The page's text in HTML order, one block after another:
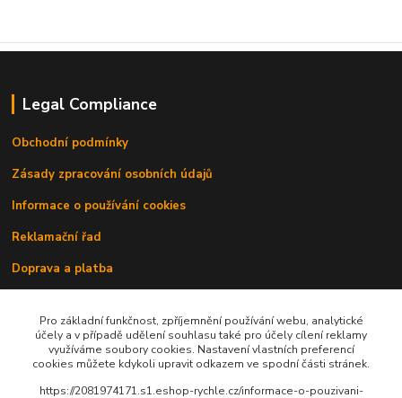
Legal Compliance
Obchodní podmínky
Zásady zpracování osobních údajů
Informace o používání cookies
Reklamační řad
Doprava a platba
Pro základní funkčnost, zpříjemnění používání webu, analytické
účely a v případě udělení souhlasu také pro účely cílení reklamy
využíváme soubory cookies. Nastavení vlastních preferencí
cookies můžete kdykoli upravit odkazem ve spodní části stránek.
https://2081974171.s1.eshop-rychle.cz/informace-o-pouzivani-